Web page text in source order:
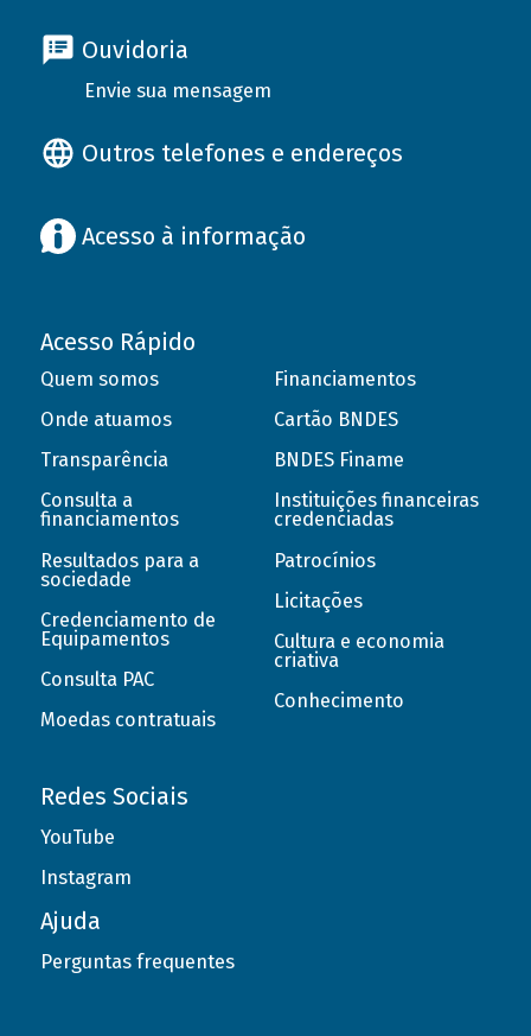
Ouvidoria
Envie sua mensagem
Outros telefones e endereços
Acesso à informação
Acesso Rápido
Quem somos
Onde atuamos
Transparência
Consulta a
financiamentos
Resultados para a
sociedade
Credenciamento de
Equipamentos
Consulta PAC
Moedas contratuais
Financiamentos
Cartão BNDES
BNDES Finame
Instituições financeiras
credenciadas
Patrocínios
Licitações
Cultura e economia
criativa
Conhecimento
Redes Sociais
YouTube
Instagram
Ajuda
Perguntas frequentes